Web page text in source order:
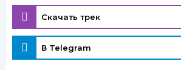
Скачать трек
В Telegram